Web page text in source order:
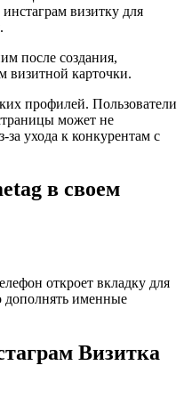
визитку для
после создания,
визитной карточки.
профилей. Пользователи
может не
за ухода к конкурентам с
в своем
откроет вкладку для
дополнять именные
Визитка